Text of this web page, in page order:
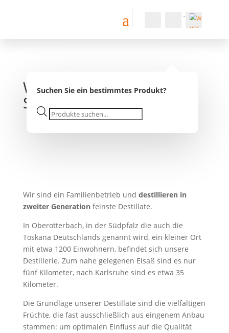
Suche
Warenkorb €
Suchen Sie ein bestimmtes Produkt?
Products
search
Willkommen bei der
Südpfalz-Destillerie
Wir sind ein Familienbetrieb und destillieren in
zweiter Generationfeinste Destillate.
In Oberotterbach, in der Südpfalz die auch die
Toskana Deutschlands genannt wird, ein kleiner Ort
mit etwa 1200 Einwohnern, befindet sich unsere
Destillerie. Zum nahe gelegenen Elsaß sind es nur
fünf Kilometer, nach Karlsruhe sind es etwa 35
Kilometer.
Die Grundlage unserer Destillate sind die vielfältigen
Früchte, die fast ausschließlich aus eingenem Anbau
stammen: um optimalen Einfluss auf die Qualität